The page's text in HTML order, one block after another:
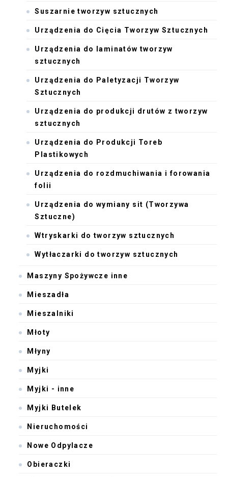
Suszarnie tworzyw sztucznych
Urządzenia do Cięcia Tworzyw Sztucznych
Urządzenia do laminatów tworzyw
sztucznych
Urządzenia do Paletyzacji Tworzyw
Sztucznych
Urządzenia do produkcji drutów z tworzyw
sztucznych
Urządzenia do Produkcji Toreb
Plastikowych
Urządzenia do rozdmuchiwania i forowania
folii
Urządzenia do wymiany sit (Tworzywa
Sztuczne)
Wtryskarki do tworzyw sztucznych
Wytłaczarki do tworzyw sztucznych
Maszyny Spożywcze inne
Mieszadła
Mieszalniki
Młoty
Młyny
Myjki
Myjki - inne
Myjki Butelek
Nieruchomości
Nowe Odpylacze
Obieraczki